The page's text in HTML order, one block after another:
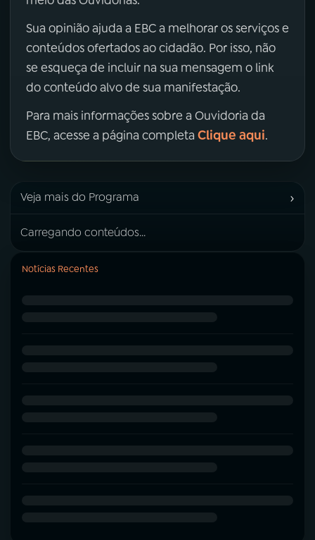
Sua opinião ajuda a EBC a melhorar os serviços e
conteúdos ofertados ao cidadão. Por isso, não
se esqueça de incluir na sua mensagem o link
do conteúdo alvo de sua manifestação.
Para mais informações sobre a Ouvidoria da
EBC, acesse a página completa Clique aqui.
Veja mais do Programa ›
Carregando conteúdos...
Notícias Recentes